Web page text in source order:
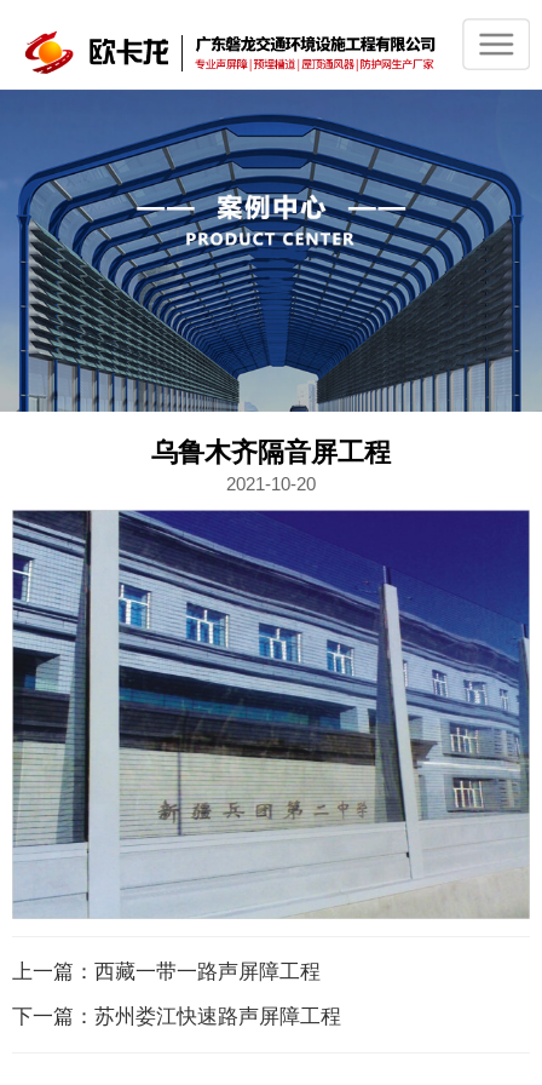
乌鲁木齐隔音屏工程
2021-10-20
上一篇： 西藏一带一路声屏障工程
下一篇： 苏州娄江快速路声屏障工程